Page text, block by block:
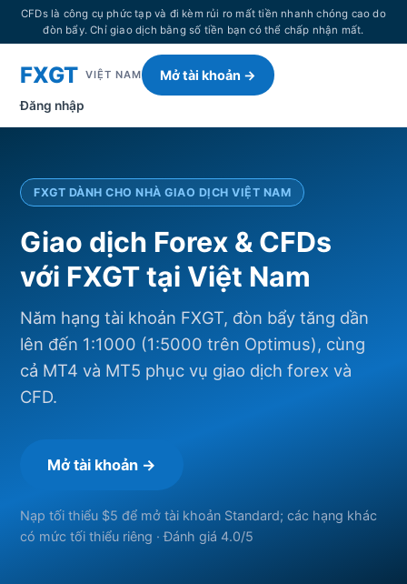
CFDs là công cụ phức tạp và đi kèm rủi ro mất tiền nhanh chóng cao do
đòn bẩy. Chỉ giao dịch bằng số tiền bạn có thể chấp nhận mất.
FXGT VIỆT NAM
Đăng nhập
Mở tài khoản →
FXGT DÀNH CHO NHÀ GIAO DỊCH VIỆT NAM
Giao dịch Forex & CFDs
với FXGT tại Việt Nam
Năm hạng tài khoản FXGT, đòn bẩy tăng dần
lên đến 1:1000 (1:5000 trên Optimus), cùng
cả MT4 và MT5 phục vụ giao dịch forex và
CFD.
Mở tài khoản →
Nạp tối thiểu $5 để mở tài khoản Standard; các hạng khác
có mức tối thiểu riêng · Đánh giá 4.0/5